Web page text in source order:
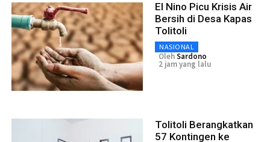
El Nino Picu Krisis Air
Bersih di Desa Kapas
Tolitoli
NASIONAL
OlehSardono
2 jam yang lalu
Tolitoli Berangkatkan
57 Kontingen ke